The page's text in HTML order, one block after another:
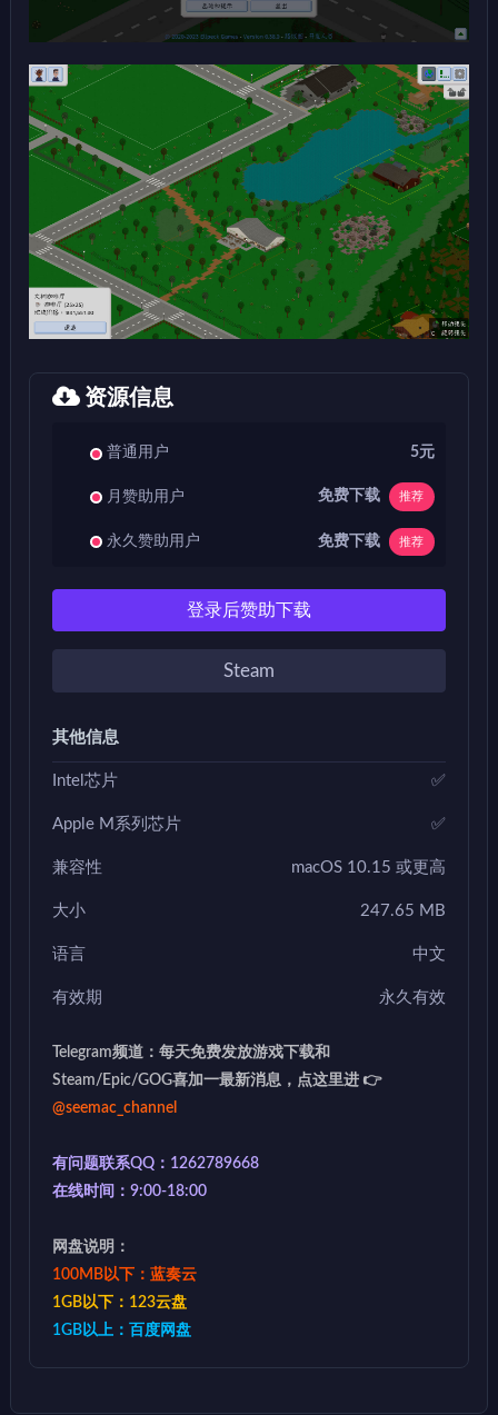
资源信息
普通用户 5元
月赞助用户 免费下载 推荐
永久赞助用户 免费下载 推荐
登录后赞助下载
Steam
其他信息
Intel芯片 ✅
Apple M系列芯片 ✅
兼容性 macOS 10.15 或更高
大小 247.65 MB
语言 中文
有效期 永久有效
Telegram频道：每天免费发放游戏下载和
Steam/Epic/GOG喜加一最新消息，点这里进 👉
@seemac_channel
有问题联系QQ：1262789668
在线时间：9:00-18:00
网盘说明：
100MB以下：蓝奏云
1GB以下：123云盘
1GB以上：百度网盘